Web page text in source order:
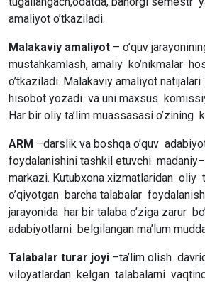
amaliyot o’tkaziladi.
Malakaviy amaliyot – o’quv
mustahkamlash, amaliy ko’nikmalar
o’tkaziladi. Malakaviy amaliyot
hisobot yozadi va uni maxsus
Har bir oliy ta’lim muassasasi o’zining
ARM –darslik va boshqa o’quv
foydalanishini tashkil etuvchi
markazi. Kutubxona xizmatlaridan oliy
o’qiyotgan barcha talabalar
jarayonida har bir talaba o’ziga zarur
adabiyotlarni belgilangan ma’lum
Talabalar turar joyi –ta’lim olish
viloyatlardan kelgan talabalarni